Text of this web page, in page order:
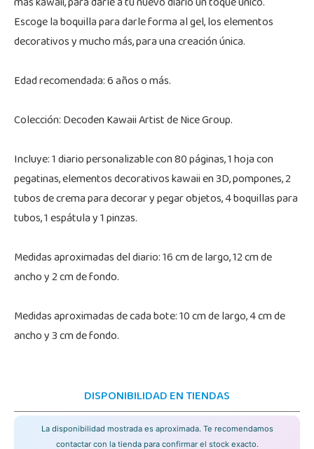
Escoge la boquilla para darle forma al gel, los elementos
decorativos y mucho más, para una creación única.
Edad recomendada: 6 años o más.
Colección: Decoden Kawaii Artist de Nice Group.
Incluye: 1 diario personalizable con 80 páginas, 1 hoja con
pegatinas, elementos decorativos kawaii en 3D, pompones, 2
tubos de crema para decorar y pegar objetos, 4 boquillas para
tubos, 1 espátula y 1 pinzas.
Medidas aproximadas del diario: 16 cm de largo, 12 cm de
ancho y 2 cm de fondo.
Medidas aproximadas de cada bote: 10 cm de largo, 4 cm de
ancho y 3 cm de fondo.
DISPONIBILIDAD EN TIENDAS
La disponibilidad mostrada es aproximada. Te recomendamos
contactar con la tienda para confirmar el stock exacto.